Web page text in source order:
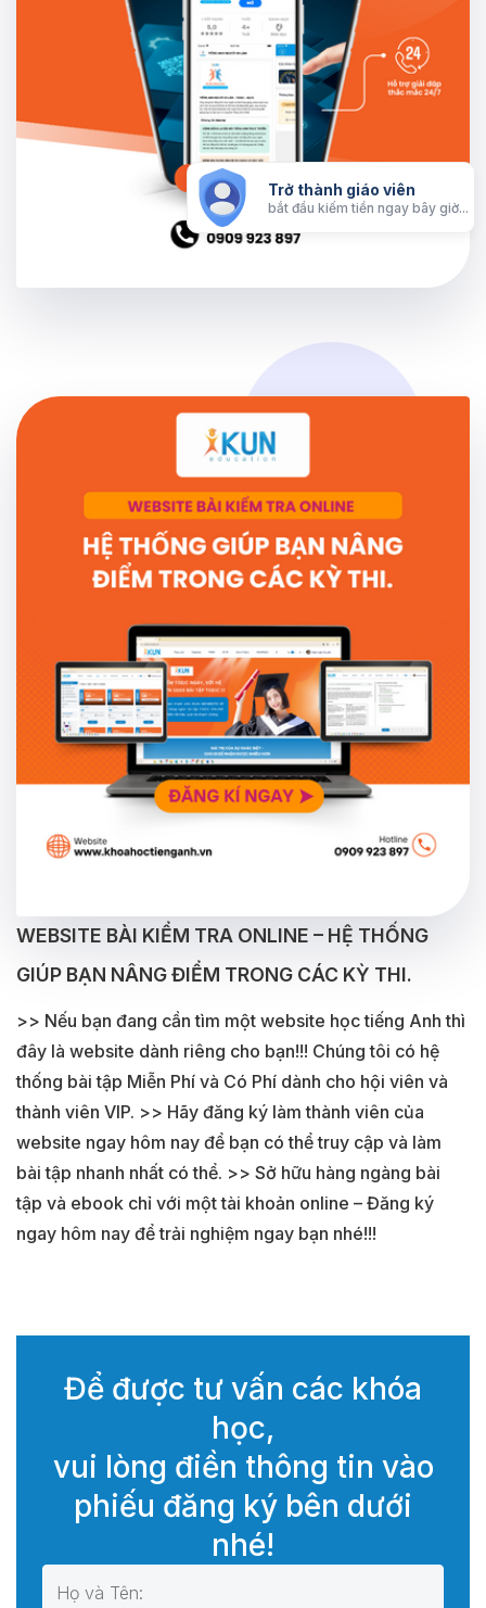
Trở thành giáo viên
bắt đầu kiếm tiền ngay bây giờ...
WEBSITE BÀI KIỂM TRA ONLINE – HỆ THỐNG
GIÚP BẠN NÂNG ĐIỂM TRONG CÁC KỲ THI.
>> Nếu bạn đang cần tìm một website học tiếng Anh thì
đây là website dành riêng cho bạn!!! Chúng tôi có hệ
thống bài tập Miễn Phí và Có Phí dành cho hội viên và
thành viên VIP. >> Hãy đăng ký làm thành viên của
website ngay hôm nay để bạn có thể truy cập và làm
bài tập nhanh nhất có thể. >> Sở hữu hàng ngàng bài
tập và ebook chỉ với một tài khoản online – Đăng ký
ngay hôm nay để trải nghiệm ngay bạn nhé!!!
Để được tư vấn các khóa
học,
vui lòng điền thông tin vào
phiếu đăng ký bên dưới
nhé!